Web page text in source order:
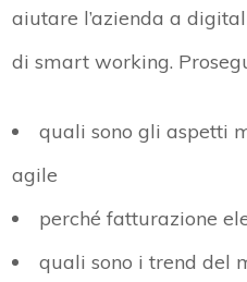
aiutare l’azienda a
di smart working.
quali sono gli aspetti
agile
perché fatturazione
quali sono i trend del